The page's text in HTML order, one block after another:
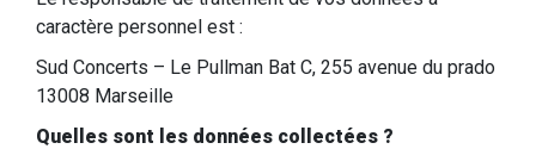
caractère personnel est :
Sud Concerts – Le Pullman Bat C, 255 avenue du prado
13008 Marseille
Quelles sont les données collectées ?